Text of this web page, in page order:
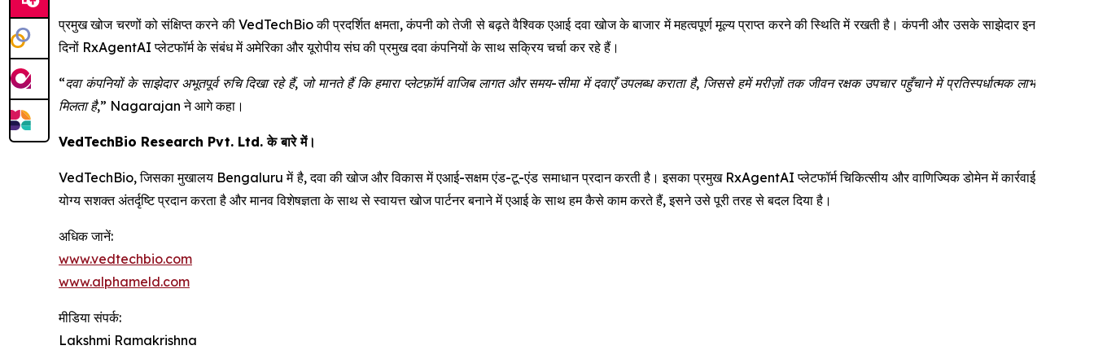
प्रमुख खोज चरणों को संक्षिप्त करने की VedTechBio की प्रदर्शित क्षमता, कंपनी को तेजी से बढ़ते वैश्विक एआई दवा खोज के बाजार में महत्वपूर्ण मूल्य प्राप्त करने की स्थिति में रखती है। कंपनी और उसके साझेदार इन
दिनों RxAgentAI प्लेटफॉर्म के संबंध में अमेरिका और यूरोपीय संघ की प्रमुख दवा कंपनियों के साथ सक्रिय चर्चा कर रहे हैं।
“दवा कंपनियों के साझेदार अभूतपूर्व रुचि दिखा रहे हैं, जो मानते हैं कि हमारा प्लेटफ़ॉर्म वाजिब लागत और समय-सीमा में दवाएँ उपलब्ध कराता है, जिससे हमें मरीज़ों तक जीवन रक्षक उपचार पहुँचाने में प्रतिस्पर्धात्मक लाभ
मिलता है,” Nagarajan ने आगे कहा।
VedTechBio Research Pvt. Ltd. के बारे में।
VedTechBio, जिसका मुखालय Bengaluru में है, दवा की खोज और विकास में एआई-सक्षम एंड-टू-एंड समाधान प्रदान करती है। इसका प्रमुख RxAgentAI प्लेटफॉर्म चिकित्सीय और वाणिज्यिक डोमेन में कार्रवाई
योग्य सशक्त अंतर्दृष्टि प्रदान करता है और मानव विशेषज्ञता के साथ से स्वायत्त खोज पार्टनर बनाने में एआई के साथ हम कैसे काम करते हैं, इसने उसे पूरी तरह से बदल दिया है।
अधिक जानें:
www.vedtechbio.com
www.alphameld.com
मीडिया संपर्क:
Lakshmi Ramakrishna